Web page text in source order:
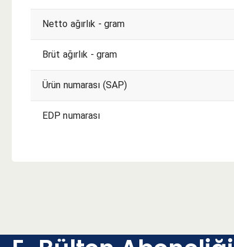
Netto ağırlık - gram
Brüt ağırlık - gram
Ürün numarası (SAP)
EDP numarası